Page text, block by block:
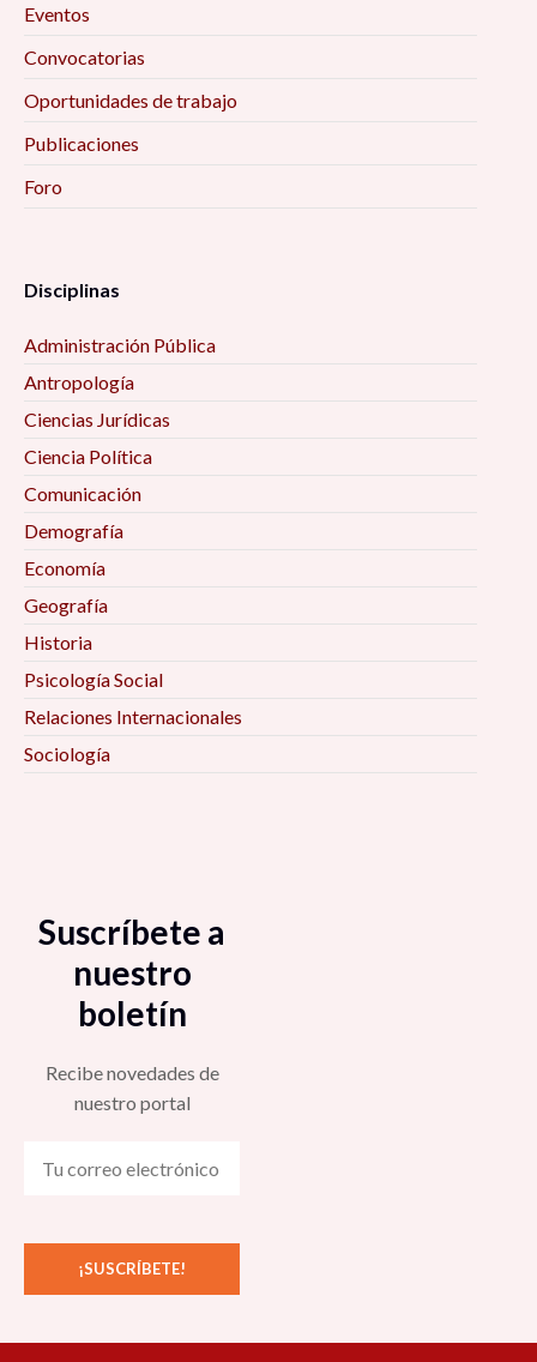
Eventos
Convocatorias
Oportunidades de trabajo
Publicaciones
Foro
Disciplinas
Administración Pública
Antropología
Ciencias Jurídicas
Ciencia Política
Comunicación
Demografía
Economía
Geografía
Historia
Psicología Social
Relaciones Internacionales
Sociología
Suscríbete a
nuestro
boletín
Recibe novedades de
nuestro portal